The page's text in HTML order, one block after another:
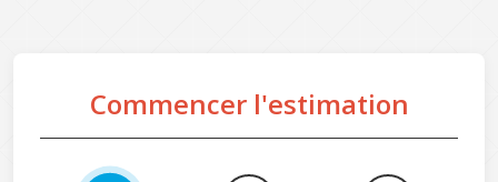
Commencer l'estimation